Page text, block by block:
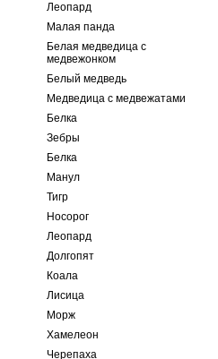
Леопард
Малая панда
Белая медведица с
медвежонком
Белый медведь
Медведица с медвежатами
Белка
Зебры
Белка
Манул
Тигр
Носорог
Леопард
Долгопят
Коала
Лисица
Морж
Хамелеон
Черепаха